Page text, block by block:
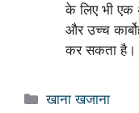
के लिए भी एक
और उच्च
कर सकता है।
Categories
खाना खजाना